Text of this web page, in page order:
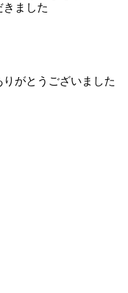
ました
がとうございました